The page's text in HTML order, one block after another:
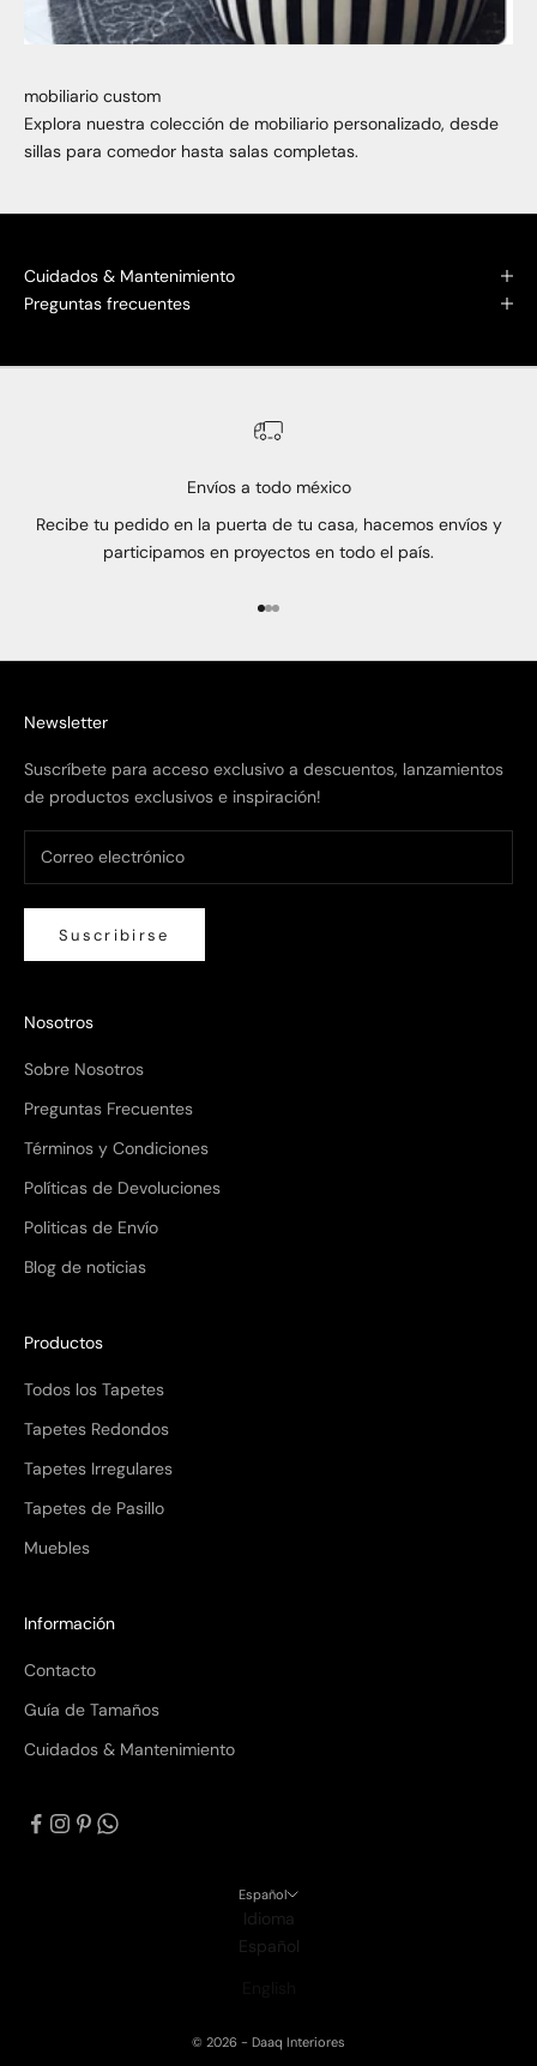
mobiliario custom
Explora nuestra colección de mobiliario personalizado, desde
sillas para comedor hasta salas completas.
Cuidados & Mantenimiento
Preguntas frecuentes
Envíos a todo méxico
Recibe tu pedido en la puerta de tu casa, hacemos envíos y
participamos en proyectos en todo el país.
Ir al artículo 1
Ir al artículo 2
Ir al artículo 3
Newsletter
Suscríbete para acceso exclusivo a descuentos, lanzamientos
de productos exclusivos e inspiración!
Suscribirse
Nosotros
Sobre Nosotros
Preguntas Frecuentes
Términos y Condiciones
Políticas de Devoluciones
Politicas de Envío
Blog de noticias
Productos
Todos los Tapetes
Tapetes Redondos
Tapetes Irregulares
Tapetes de Pasillo
Muebles
Información
Contacto
Guía de Tamaños
Cuidados & Mantenimiento
Español
Idioma
Español
© 2026 - Daaq Interiores